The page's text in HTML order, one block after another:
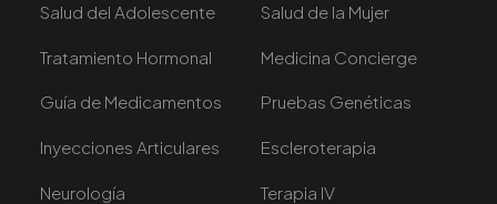
Salud del Adolescente Salud de la Mujer
Tratamiento Hormonal Medicina Concierge
Guía de Medicamentos Pruebas Genéticas
Inyecciones Articulares Escleroterapia
Neurología Terapia IV